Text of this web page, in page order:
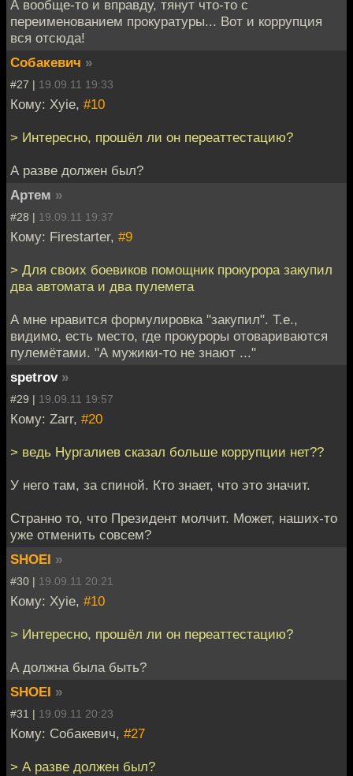
А вообще-то и вправду, тянут что-то с
переименованием прокуратуры... Вот и коррупция
вся отсюда!
Собакевич »
#27 | 19.09.11 19:33
Кому: Xyie, #10
> Интересно, прошёл ли он переаттестацию?
А разве должен был?
Артем »
#28 | 19.09.11 19:37
Кому: Firestarter, #9
> Для своих боевиков помощник прокурора закупил
два автомата и два пулемета
А мне нравится формулировка "закупил". Т.е.,
видимо, есть место, где прокуроры отовариваются
пулемётами. "А мужики-то не знают ..."
spetrov »
#29 | 19.09.11 19:57
Кому: Zarr, #20
> ведь Нургалиев сказал больше коррупции нет??
У него там, за спиной. Кто знает, что это значит.
Странно то, что Президент молчит. Может, наших-то
уже отменить совсем?
SHOEI »
#30 | 19.09.11 20:21
Кому: Xyie, #10
> Интересно, прошёл ли он переаттестацию?
А должна была быть?
SHOEI »
#31 | 19.09.11 20:23
Кому: Собакевич, #27
> А разве должен был?